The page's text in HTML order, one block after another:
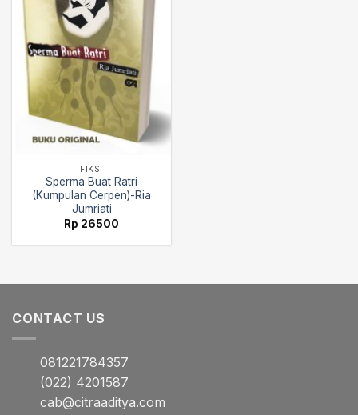
FIKSI
Sperma Buat Ratri
(Kumpulan Cerpen)-Ria
Jumriati
Rp 26500
CONTACT US
081221784357
(022) 4201587
cab@citraaditya.com